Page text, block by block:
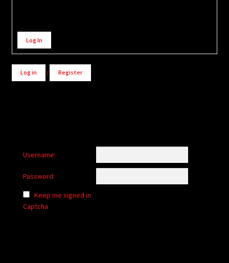
Alternative:
Log In
Log in / Register
Username:
Password:
Keep me signed in
Captcha